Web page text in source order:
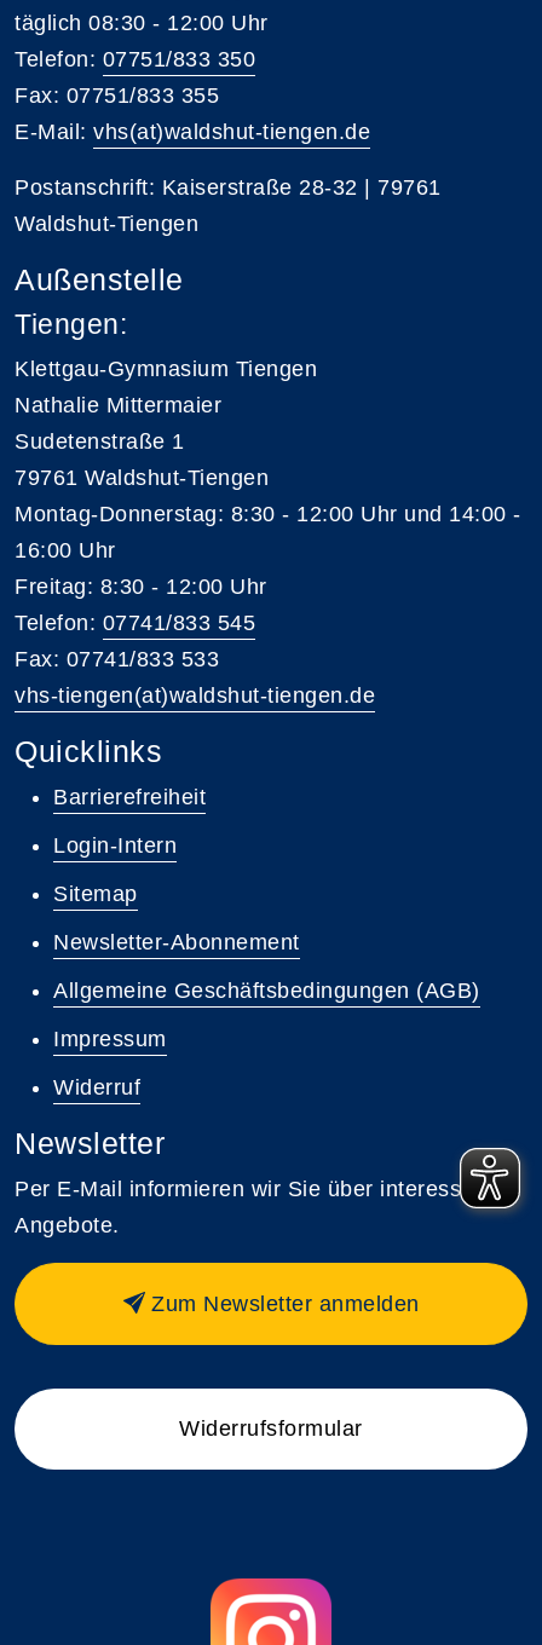
täglich 08:30 - 12:00 Uhr
Telefon: 07751/833 350
Fax: 07751/833 355
E-Mail: vhs(at)waldshut-tiengen.de
Postanschrift: Kaiserstraße 28-32 | 79761
Waldshut-Tiengen
Außenstelle
Tiengen:
Klettgau-Gymnasium Tiengen
Nathalie Mittermaier
Sudetenstraße 1
79761 Waldshut-Tiengen
Montag-Donnerstag: 8:30 - 12:00 Uhr und 14:00 -
16:00 Uhr
Freitag: 8:30 - 12:00 Uhr
Telefon: 07741/833 545
Fax: 07741/833 533
vhs-tiengen(at)waldshut-tiengen.de
Quicklinks
Barrierefreiheit
Login-Intern
Sitemap
Newsletter-Abonnement
Allgemeine Geschäftsbedingungen (AGB)
Impressum
Widerruf
Newsletter
Per E-Mail informieren wir Sie über interessante
Angebote.
Zum Newsletter anmelden
Widerrufsformular